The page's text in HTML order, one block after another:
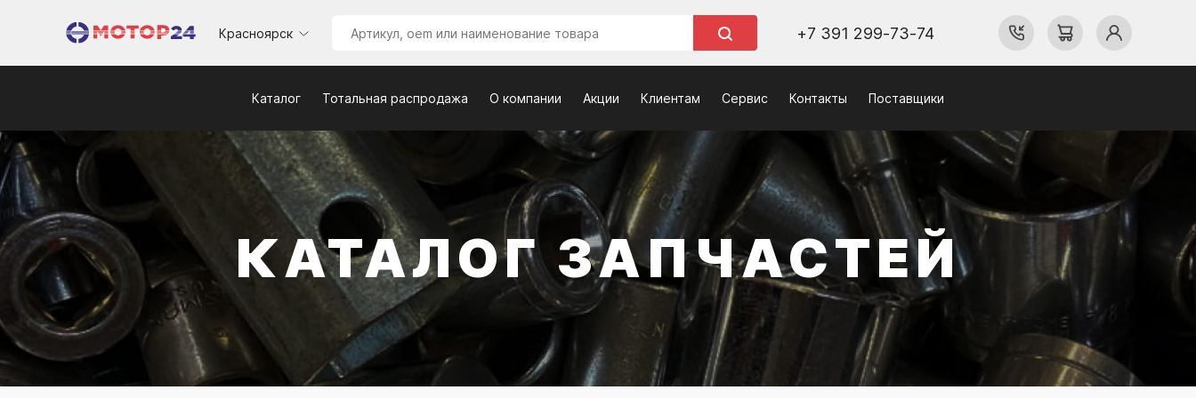
Красноярск +7 391 299-73-74
Каталог Тотальная распродажа О компании Акции Клиентам Сервис Контакты Поставщики
КАТАЛОГ ЗАПЧАСТЕЙ